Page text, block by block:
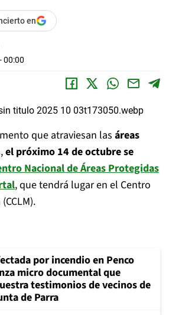
en
00:00
que atraviesan las áreas
el próximo 14 de octubre se
Nacional de Áreas Protegidas
, que tendrá lugar en el Centro
por incendio en Penco
micro documental que
testimonios de vecinos de
de Parra